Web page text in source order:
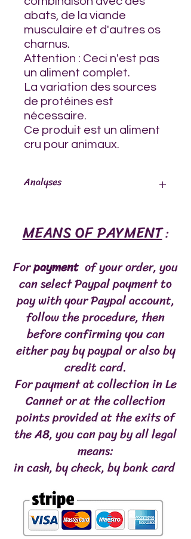
abats, de la viande
musculaire et d'autres os
charnus.
Attention : Ceci n'est pas
un aliment complet.
La variation des sources
de protéines est
nécessaire.
Ce produit est un aliment
cru pour animaux.
Analyses
Teneur en matières grasses 2.17%
MEANS OF PAYMENT:
Forpayment of your order, you
can select Paypal payment to
pay with your Paypal account,
follow the procedure, then
before confirming you can
either pay by paypal or also by
credit card.
For payment at collection in Le
Cannet or at the collection
points provided at the exits of
the A8, you can pay by all legal
means:
in cash, by check, by bank card